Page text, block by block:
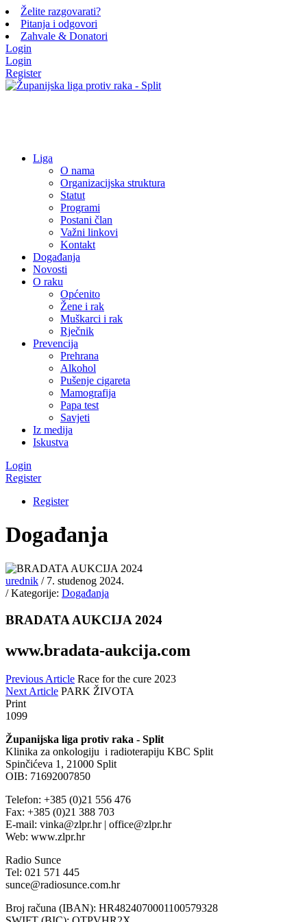
Želite razgovarati?
Pitanja i odgovori
Zahvale & Donatori
Login
Login
Register
Liga
O nama
Organizacijska struktura
Statut
Programi
Postani član
Važni linkovi
Kontakt
Događanja
Novosti
O raku
Općenito
Žene i rak
Muškarci i rak
Rječnik
Prevencija
Prehrana
Alkohol
Pušenje cigareta
Mamografija
Papa test
Savjeti
Iz medija
Iskustva
Login
Register
Register
Događanja
urednik / 7. studenog 2024.
/ Kategorije: Događanja
BRADATA AUKCIJA 2024
www.bradata-aukcija.com
Previous Article Race for the cure 2023
Next Article PARK ŽIVOTA
Print
1099
Županijska liga protiv raka - Split
Klinika za onkologiju i radioterapiju KBC Split
Spinčićeva 1, 21000 Split
OIB: 71692007850
Telefon: +385 (0)21 556 476
Fax: +385 (0)21 388 703
E-mail: vinka@zlpr.hr | office@zlpr.hr
Web: www.zlpr.hr
Radio Sunce
Tel: 021 571 445
sunce@radiosunce.com.hr
Broj računa (IBAN): HR4824070001100579328